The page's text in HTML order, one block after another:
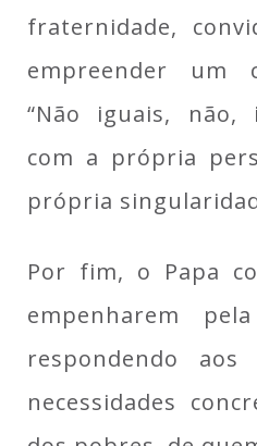
fraternidade,
empreender um
“Não iguais, não,
com a própria
própria
Por fim, o Papa
empenharem
respondendo
necessidades